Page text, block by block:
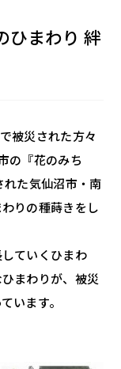
ひまわり 絆
被災された方々
の『花のみち
た気仙沼市・南
りの種蒔きをし
ていくひまわ
まわりが、被災
います。